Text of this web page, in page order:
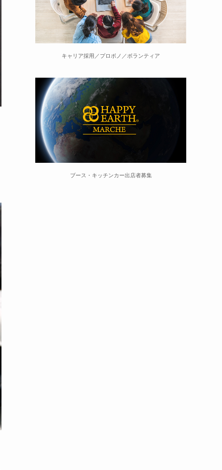
キャリア採用／プロボノ／ボランティア
ブース・キッチンカー出店者募集